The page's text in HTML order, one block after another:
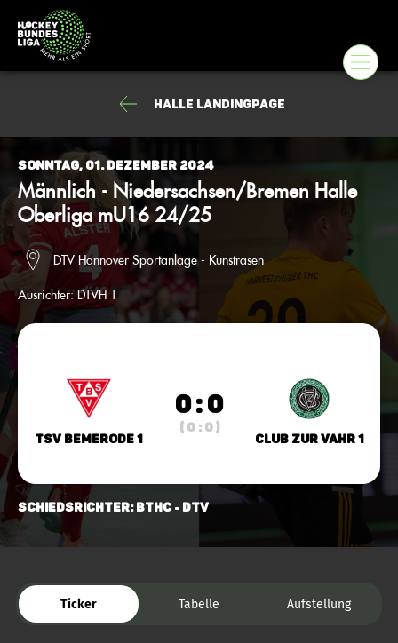
Halle Landingpage
Sonntag, 01. Dezember 2024
Männlich - Niedersachsen/Bremen Halle
Oberliga mU16 24/25
DTV Hannover Sportanlage - Kunstrasen
Ausrichter:DTVH 1
TSV Bemerode 1
0 : 0
( 0 : 0 )
Club zur Vahr 1
Schiedsrichter: BTHC - DTV
Ticker Tabelle Aufstellung